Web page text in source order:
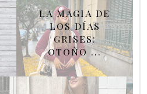
LA MAGIA DE
LOS DÍAS
GRISES:
OTOÑO ...